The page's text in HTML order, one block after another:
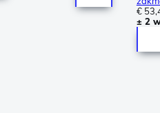
€
± 2